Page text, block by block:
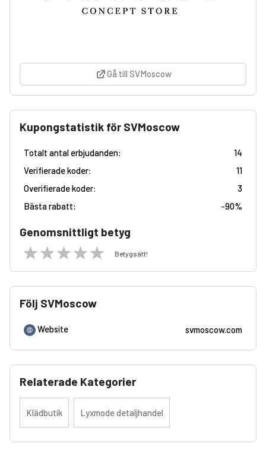
Gå till SVMoscow
Kupongstatistik för SVMoscow
Totalt antal erbjudanden:
14
Verifierade koder:
11
Overifierade koder:
3
Bästa rabatt:
-90%
Genomsnittligt betyg
Betygsätt!
Följ SVMoscow
Website svmoscow.com
Relaterade Kategorier
Klädbutik Lyxmode detaljhandel